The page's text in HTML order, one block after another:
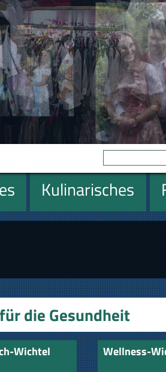
Kulinarisches
die Gesundheit
Wichtel Wellness-